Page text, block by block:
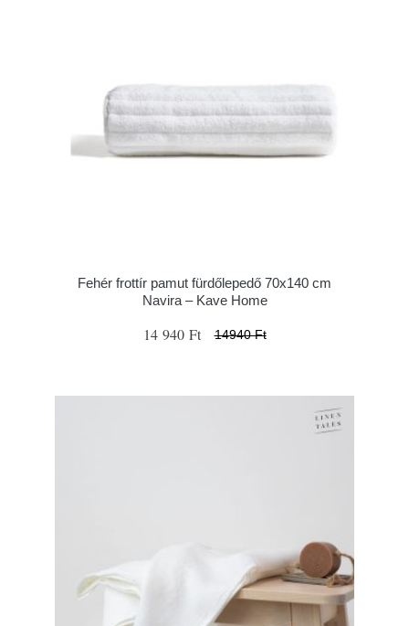
Fehér frottír pamut fürdőlepedő 70x140 cm
Navira – Kave Home
14 940 Ft 14940 Ft